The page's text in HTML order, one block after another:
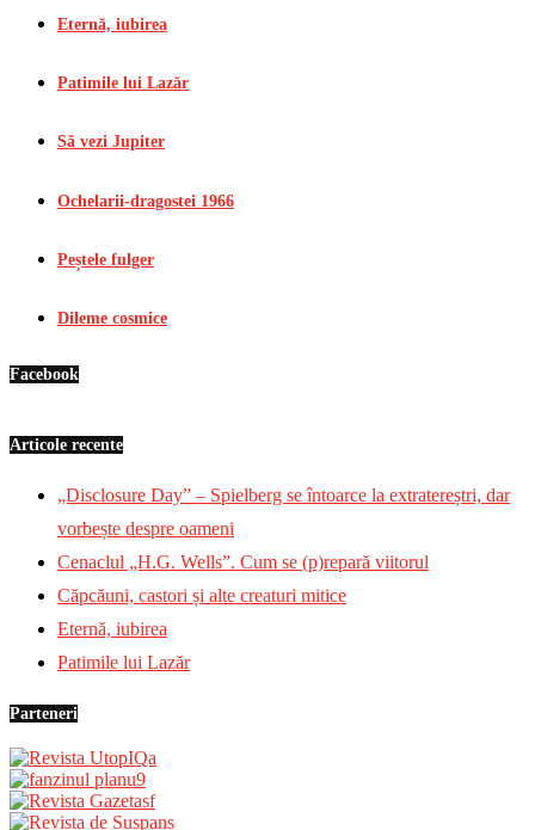
Eternă, iubirea
Patimile lui Lazăr
Să vezi Jupiter
Ochelarii-dragostei 1966
Peștele fulger
Dileme cosmice
Facebook
Articole recente
„Disclosure Day” – Spielberg se întoarce la extratereștri, dar
vorbește despre oameni
Cenaclul „H.G. Wells”. Cum se (p)repară viitorul
Căpcăuni, castori și alte creaturi mitice
Eternă, iubirea
Patimile lui Lazăr
Parteneri